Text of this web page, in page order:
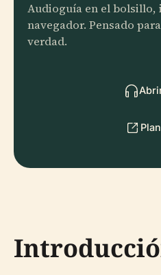
Audioguía en el bolsillo,
navegador. Pensado
verdad.